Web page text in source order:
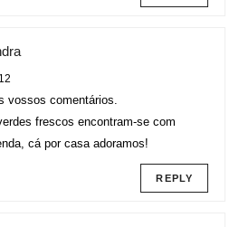
vossos comentários.
frescos encontram-se com
cá por casa adoramos!
REPLY